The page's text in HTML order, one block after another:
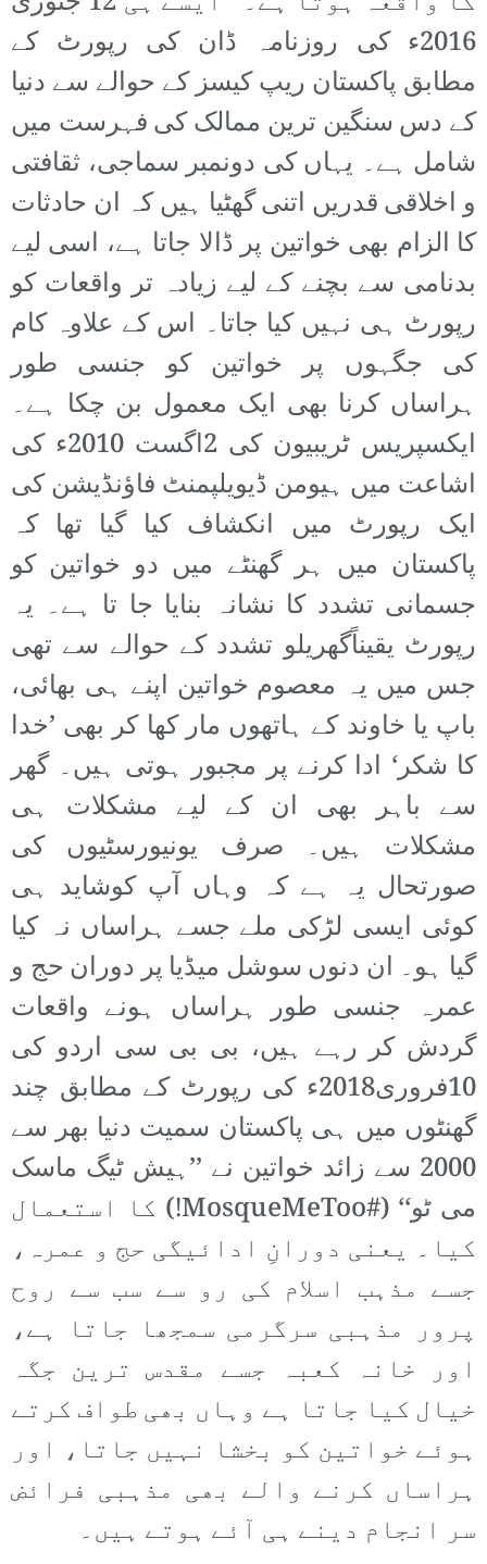
2016ء کی روزنامہ ڈان کی رپورٹ کے
مطابق پاکستان ریپ کیسز کے حوالے سے دنیا
کے دس سنگین ترین ممالک کی فہرست میں
شامل ہے۔ یہاں کی دونمبر سماجی، ثقافتی
و اخلاقی قدریں اتنی گھٹیا ہیں کہ ان حادثات
کا الزام بھی خواتین پر ڈالا جاتا ہے، اسی لیے
بدنامی سے بچنے کے لیے زیادہ تر واقعات کو
رپورٹ ہی نہیں کیا جاتا۔ اس کے علاوہ کام
کی جگہوں پر خواتین کو جنسی طور
ہراساں کرنا بھی ایک معمول بن چکا ہے۔
ایکسپریس ٹریبیون کی 2اگست 2010ء کی
اشاعت میں ہیومن ڈیویلپمنٹ فاؤنڈیشن کی
ایک رپورٹ میں انکشاف کیا گیا تھا کہ
پاکستان میں ہر گھنٹے میں دو خواتین کو
جسمانی تشدد کا نشانہ بنایا جا تا ہے۔ یہ
رپورٹ یقیناًگھریلو تشدد کے حوالے سے تھی
جس میں یہ معصوم خواتین اپنے ہی بھائی،
باپ یا خاوند کے ہاتھوں مار کھا کر بھی ’خدا
کا شکر‘ ادا کرنے پر مجبور ہوتی ہیں۔ گھر
سے باہر بھی ان کے لیے مشکلات ہی
مشکلات ہیں۔ صرف یونیورسٹیوں کی
صورتحال یہ ہے کہ وہاں آپ کوشاید ہی
کوئی ایسی لڑکی ملے جسے ہراساں نہ کیا
گیا ہو۔ ان دنوں سوشل میڈیا پر دوران حج و
عمرہ جنسی طور ہراساں ہونے واقعات
گردش کر رہے ہیں، بی بی سی اردو کی
10فروری2018ء کی رپورٹ کے مطابق چند
گھنٹوں میں ہی پاکستان سمیت دنیا بھر سے
2000 سے زائد خواتین نے ’’ہیش ٹیگ ماسک
می ٹو‘‘ (#MosqueMeToo!) کا استعمال
کیا۔ یعنی دورانِ ادائیگی حج و عمرہ،
جسے مذہب اسلام کی رو سے سب سے روح
پرور مذہبی سرگرمی سمجھا جاتا ہے،
اور خانہ کعبہ جسے مقدس ترین جگہ
خیال کیا جاتا ہے وہاں بھی طواف کرتے
ہوئے خواتین کو بخشا نہیں جاتا، اور
ہراساں کرنے والے بھی مذہبی فرائض
سر انجام دینے ہی آئے ہوتے ہیں۔